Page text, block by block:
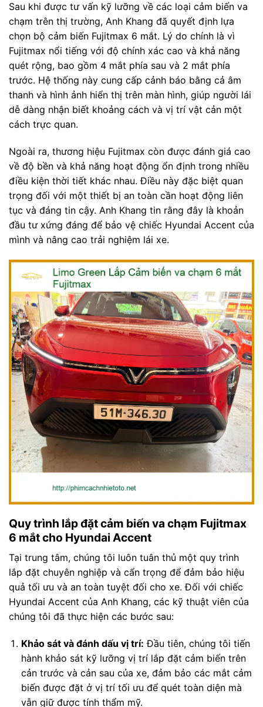
Sau khi được tư vấn kỹ lưỡng về các loại cảm biến va
chạm trên thị trường, Anh Khang đã quyết định lựa
chọn bộ cảm biến Fujitmax 6 mắt. Lý do chính là vì
Fujitmax nổi tiếng với độ chính xác cao và khả năng
quét rộng, bao gồm 4 mắt phía sau và 2 mắt phía
trước. Hệ thống này cung cấp cảnh báo bằng cả âm
thanh và hình ảnh hiển thị trên màn hình, giúp người lái
dễ dàng nhận biết khoảng cách và vị trí vật cản một
cách trực quan.
Ngoài ra, thương hiệu Fujitmax còn được đánh giá cao
về độ bền và khả năng hoạt động ổn định trong nhiều
điều kiện thời tiết khác nhau. Điều này đặc biệt quan
trọng đối với một thiết bị an toàn cần hoạt động liên
tục và đáng tin cậy. Anh Khang tin rằng đây là khoản
đầu tư xứng đáng để bảo vệ chiếc Hyundai Accent của
mình và nâng cao trải nghiệm lái xe.
Quy trình lắp đặt cảm biến va chạm Fujitmax
6 mắt cho Hyundai Accent
Tại trung tâm, chúng tôi luôn tuân thủ một quy trình
lắp đặt chuyên nghiệp và cẩn trọng để đảm bảo hiệu
quả tối ưu và an toàn tuyệt đối cho xe. Đối với chiếc
Hyundai Accent của Anh Khang, các kỹ thuật viên của
chúng tôi đã thực hiện các bước sau:
Khảo sát và đánh dấu vị trí: Đầu tiên, chúng tôi tiến
hành khảo sát kỹ lưỡng vị trí lắp đặt cảm biến trên
cản trước và cản sau của xe, đảm bảo các mắt cảm
biến được đặt ở vị trí tối ưu để quét toàn diện mà
vẫn giữ được tính thẩm mỹ.